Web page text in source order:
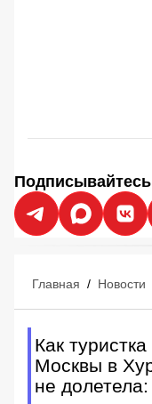
Главная / Новости
Как
Москвы в
не